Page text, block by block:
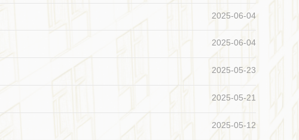
2025-06-04
2025-06-04
2025-05-23
2025-05-21
2025-05-12